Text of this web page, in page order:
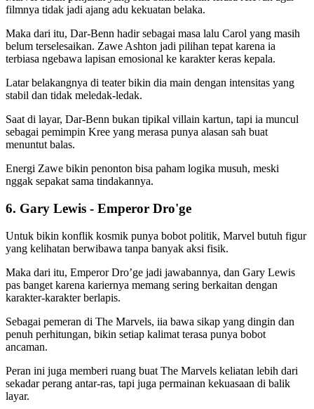
filmnya tidak jadi ajang adu kekuatan belaka.
Maka dari itu, Dar-Benn hadir sebagai masa lalu Carol yang masih
belum terselesaikan. Zawe Ashton jadi pilihan tepat karena ia
terbiasa ngebawa lapisan emosional ke karakter keras kepala.
Latar belakangnya di teater bikin dia main dengan intensitas yang
stabil dan tidak meledak-ledak.
Saat di layar, Dar-Benn bukan tipikal villain kartun, tapi ia muncul
sebagai pemimpin Kree yang merasa punya alasan sah buat
menuntut balas.
Energi Zawe bikin penonton bisa paham logika musuh, meski
nggak sepakat sama tindakannya.
6. Gary Lewis - Emperor Dro'ge
Untuk bikin konflik kosmik punya bobot politik, Marvel butuh figur
yang kelihatan berwibawa tanpa banyak aksi fisik.
Maka dari itu, Emperor Dro’ge jadi jawabannya, dan Gary Lewis
pas banget karena kariernya memang sering berkaitan dengan
karakter-karakter berlapis.
Sebagai pemeran di The Marvels, iia bawa sikap yang dingin dan
penuh perhitungan, bikin setiap kalimat terasa punya bobot
ancaman.
Peran ini juga memberi ruang buat The Marvels keliatan lebih dari
sekadar perang antar-ras, tapi juga permainan kekuasaan di balik
layar.